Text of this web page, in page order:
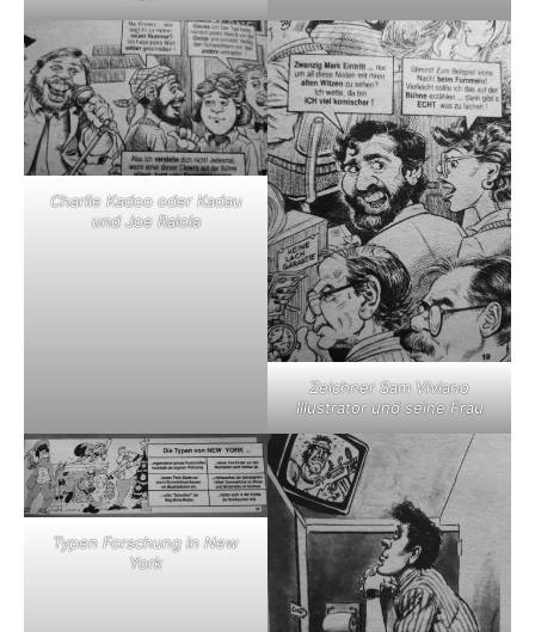
Charlie Kadoo oder Kadau
und Joe Raiola
Zeichner Sam Viviano
Illustrator und seine Frau
Typen Forschung in New
York